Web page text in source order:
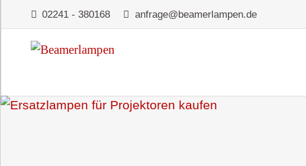
02241 - 380168 anfrage@beamerlampen.de